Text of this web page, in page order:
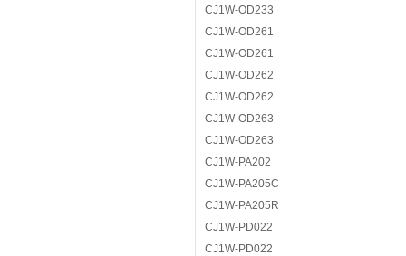
CJ1W-OD233
CJ1W-OD261
CJ1W-OD261
CJ1W-OD262
CJ1W-OD262
CJ1W-OD263
CJ1W-OD263
CJ1W-PA202
CJ1W-PA205C
CJ1W-PA205R
CJ1W-PD022
CJ1W-PD022